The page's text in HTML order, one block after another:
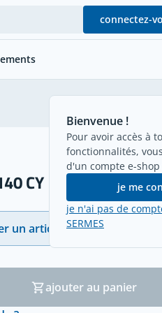
connectez-
Bienvenue !
Pour avoir accès à
fonctionnalités,
d'un compte e-shop
je me
je n'ai pas de
SERMES
CY
un article
ajouter au panier